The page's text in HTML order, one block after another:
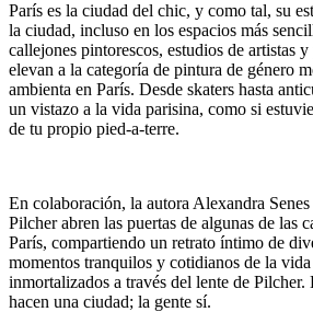
París es la ciudad del chic, y como tal, su
la ciudad, incluso en los espacios más
callejones pintorescos, estudios de artistas
elevan a la categoría de pintura de género
ambienta en París. Desde skaters hasta
un vistazo a la vida parisina, como si
de tu propio pied-a-terre.
En colaboración, la autora Alexandra
Pilcher abren las puertas de algunas de las
París, compartiendo un retrato íntimo de
momentos tranquilos y cotidianos de la
inmortalizados a través del lente de
hacen una ciudad; la gente sí.